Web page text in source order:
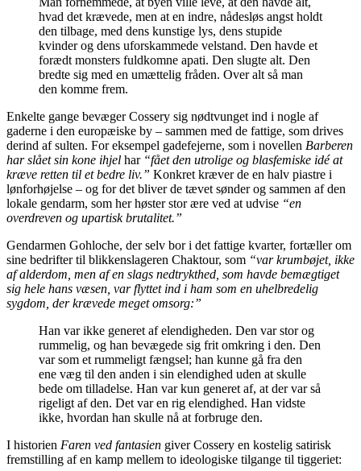
hvad det krævede, men at en indre, nådesløs angst holdt
den tilbage, med dens kunstige lys, dens stupide
kvinder og dens uforskammede velstand. Den havde et
forædt monsters fuldkomne apati. Den slugte alt. Den
bredte sig med en umættelig fråden. Over alt så man
den komme frem.
Enkelte gange bevæger Cossery sig nødtvunget ind i nogle af
gaderne i den europæiske by – sammen med de fattige, som drives
derind af sulten. For eksempel gadefejerne, som i novellen Barberen
har slået sin kone ihjel har “fået den utrolige og blasfemiske idé at
kræve retten til et bedre liv.” Konkret kræver de en halv piastre i
lønforhøjelse – og for det bliver de tævet sønder og sammen af den
lokale gendarm, som her høster stor ære ved at udvise “en
overdreven og upartisk brutalitet.”
Gendarmen Gohloche, der selv bor i det fattige kvarter, fortæller om
sine bedrifter til blikkenslageren Chaktour, som “var krumbøjet, ikke
af alderdom, men af en slags nedtrykthed, som havde bemægtiget
sig hele hans væsen, var flyttet ind i ham som en uhelbredelig
sygdom, der krævede meget omsorg:”
Han var ikke generet af elendigheden. Den var stor og
rummelig, og han bevægede sig frit omkring i den. Den
var som et rummeligt fængsel; han kunne gå fra den
ene væg til den anden i sin elendighed uden at skulle
bede om tilladelse. Han var kun generet af, at der var så
rigeligt af den. Det var en rig elendighed. Han vidste
ikke, hvordan han skulle nå at forbruge den.
I historien Faren ved fantasien giver Cossery en kostelig satirisk
fremstilling af en kamp mellem to ideologiske tilgange til tiggeriet: